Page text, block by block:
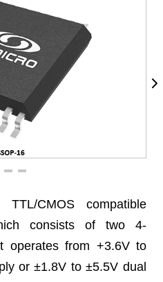
CMOS compatible
consists of two 4-
operates from +3.6V to
or ±1.8V to ±5.5V dual